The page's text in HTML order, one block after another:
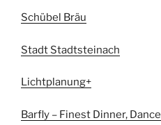
Schübel Bräu
Stadt Stadtsteinach
Lichtplanung+
Barfly – Finest Dinner,